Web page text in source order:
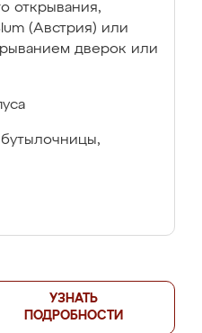
открывания,
(Австрия) или
дверок или
УЗНАТЬ
ПОДРОБНОСТИ